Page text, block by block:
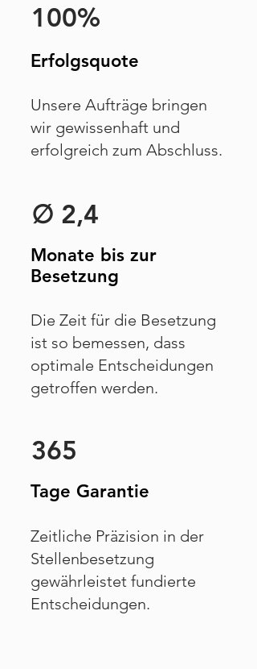
100%
Erfolgsquote
Unsere Aufträge bringen
wir gewissenhaft und
erfolgreich zum Abschluss.
∅ 2,4
Monate bis zur
Besetzung
Die Zeit für die Besetzung
ist so bemessen, dass
optimale Entscheidungen
getroffen werden.
365
Tage Garantie
Zeitliche Präzision in der
Stellenbesetzung
gewährleistet fundierte
Entscheidungen.